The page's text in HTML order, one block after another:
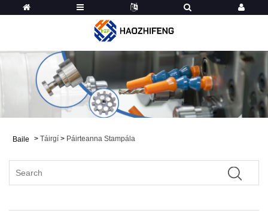
Baile > Táirgí > Páirteanna Stampála